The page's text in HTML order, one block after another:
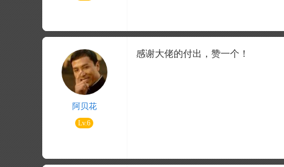
阿贝花
Lv.6
感谢大佬的付出，赞一个！